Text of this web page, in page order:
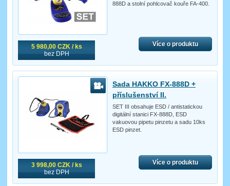
5 980,00 CZK / ks
bez DPH
888D a stolní pohlcovač kouře FA-400.
Více o produktu
3 998,00 CZK / ks
bez DPH
Sada HAKKO FX-888D +
příslušenství II.
SET III obsahuje ESD / antistatickou
digitální stanici FX-888D, ESD
vakuovou pipetu pinzetu a sadu 10ks
ESD pinzet.
Více o produktu